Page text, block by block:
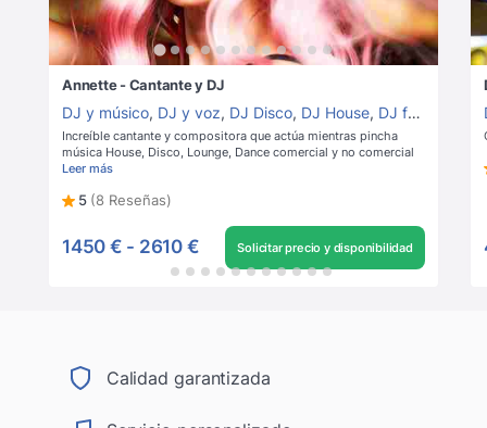
Annette - Cantante y DJ
DJ y músico, DJ y voz, DJ Disco, DJ House, DJ femenina
Increíble cantante y compositora que actúa mientras pincha
música House, Disco, Lounge, Dance comercial y no comercial
Leer más
5 (8 Reseñas)
1450 € - 2610 € Solicitar precio y disponibilidad
Calidad garantizada